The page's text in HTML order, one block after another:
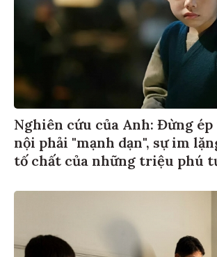
Nghiên cứu của Anh: Đừng
nội phải "mạnh dạn", sự im
tố chất của những triệu phú